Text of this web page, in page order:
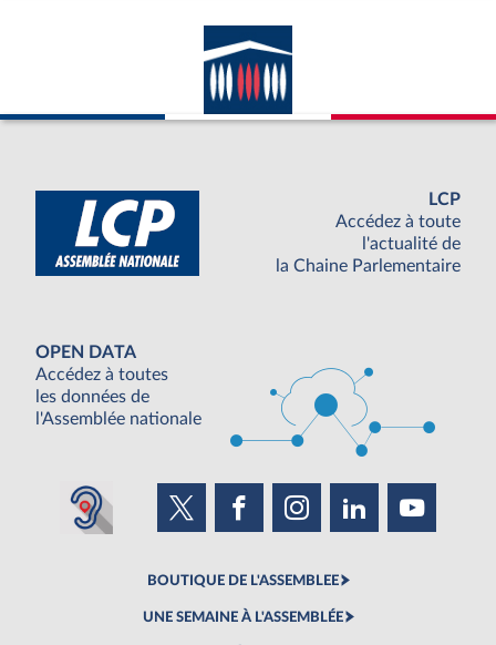
LCP
Accédez à toute
l'actualité de
la Chaine Parlementaire
OPEN DATA
Accédez à toutes
les données de
l'Assemblée nationale
BOUTIQUE DE L'ASSEMBLEE
UNE SEMAINE À L'ASSEMBLÉE